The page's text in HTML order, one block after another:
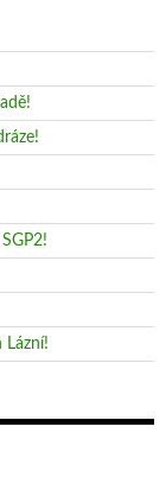
Lázní!